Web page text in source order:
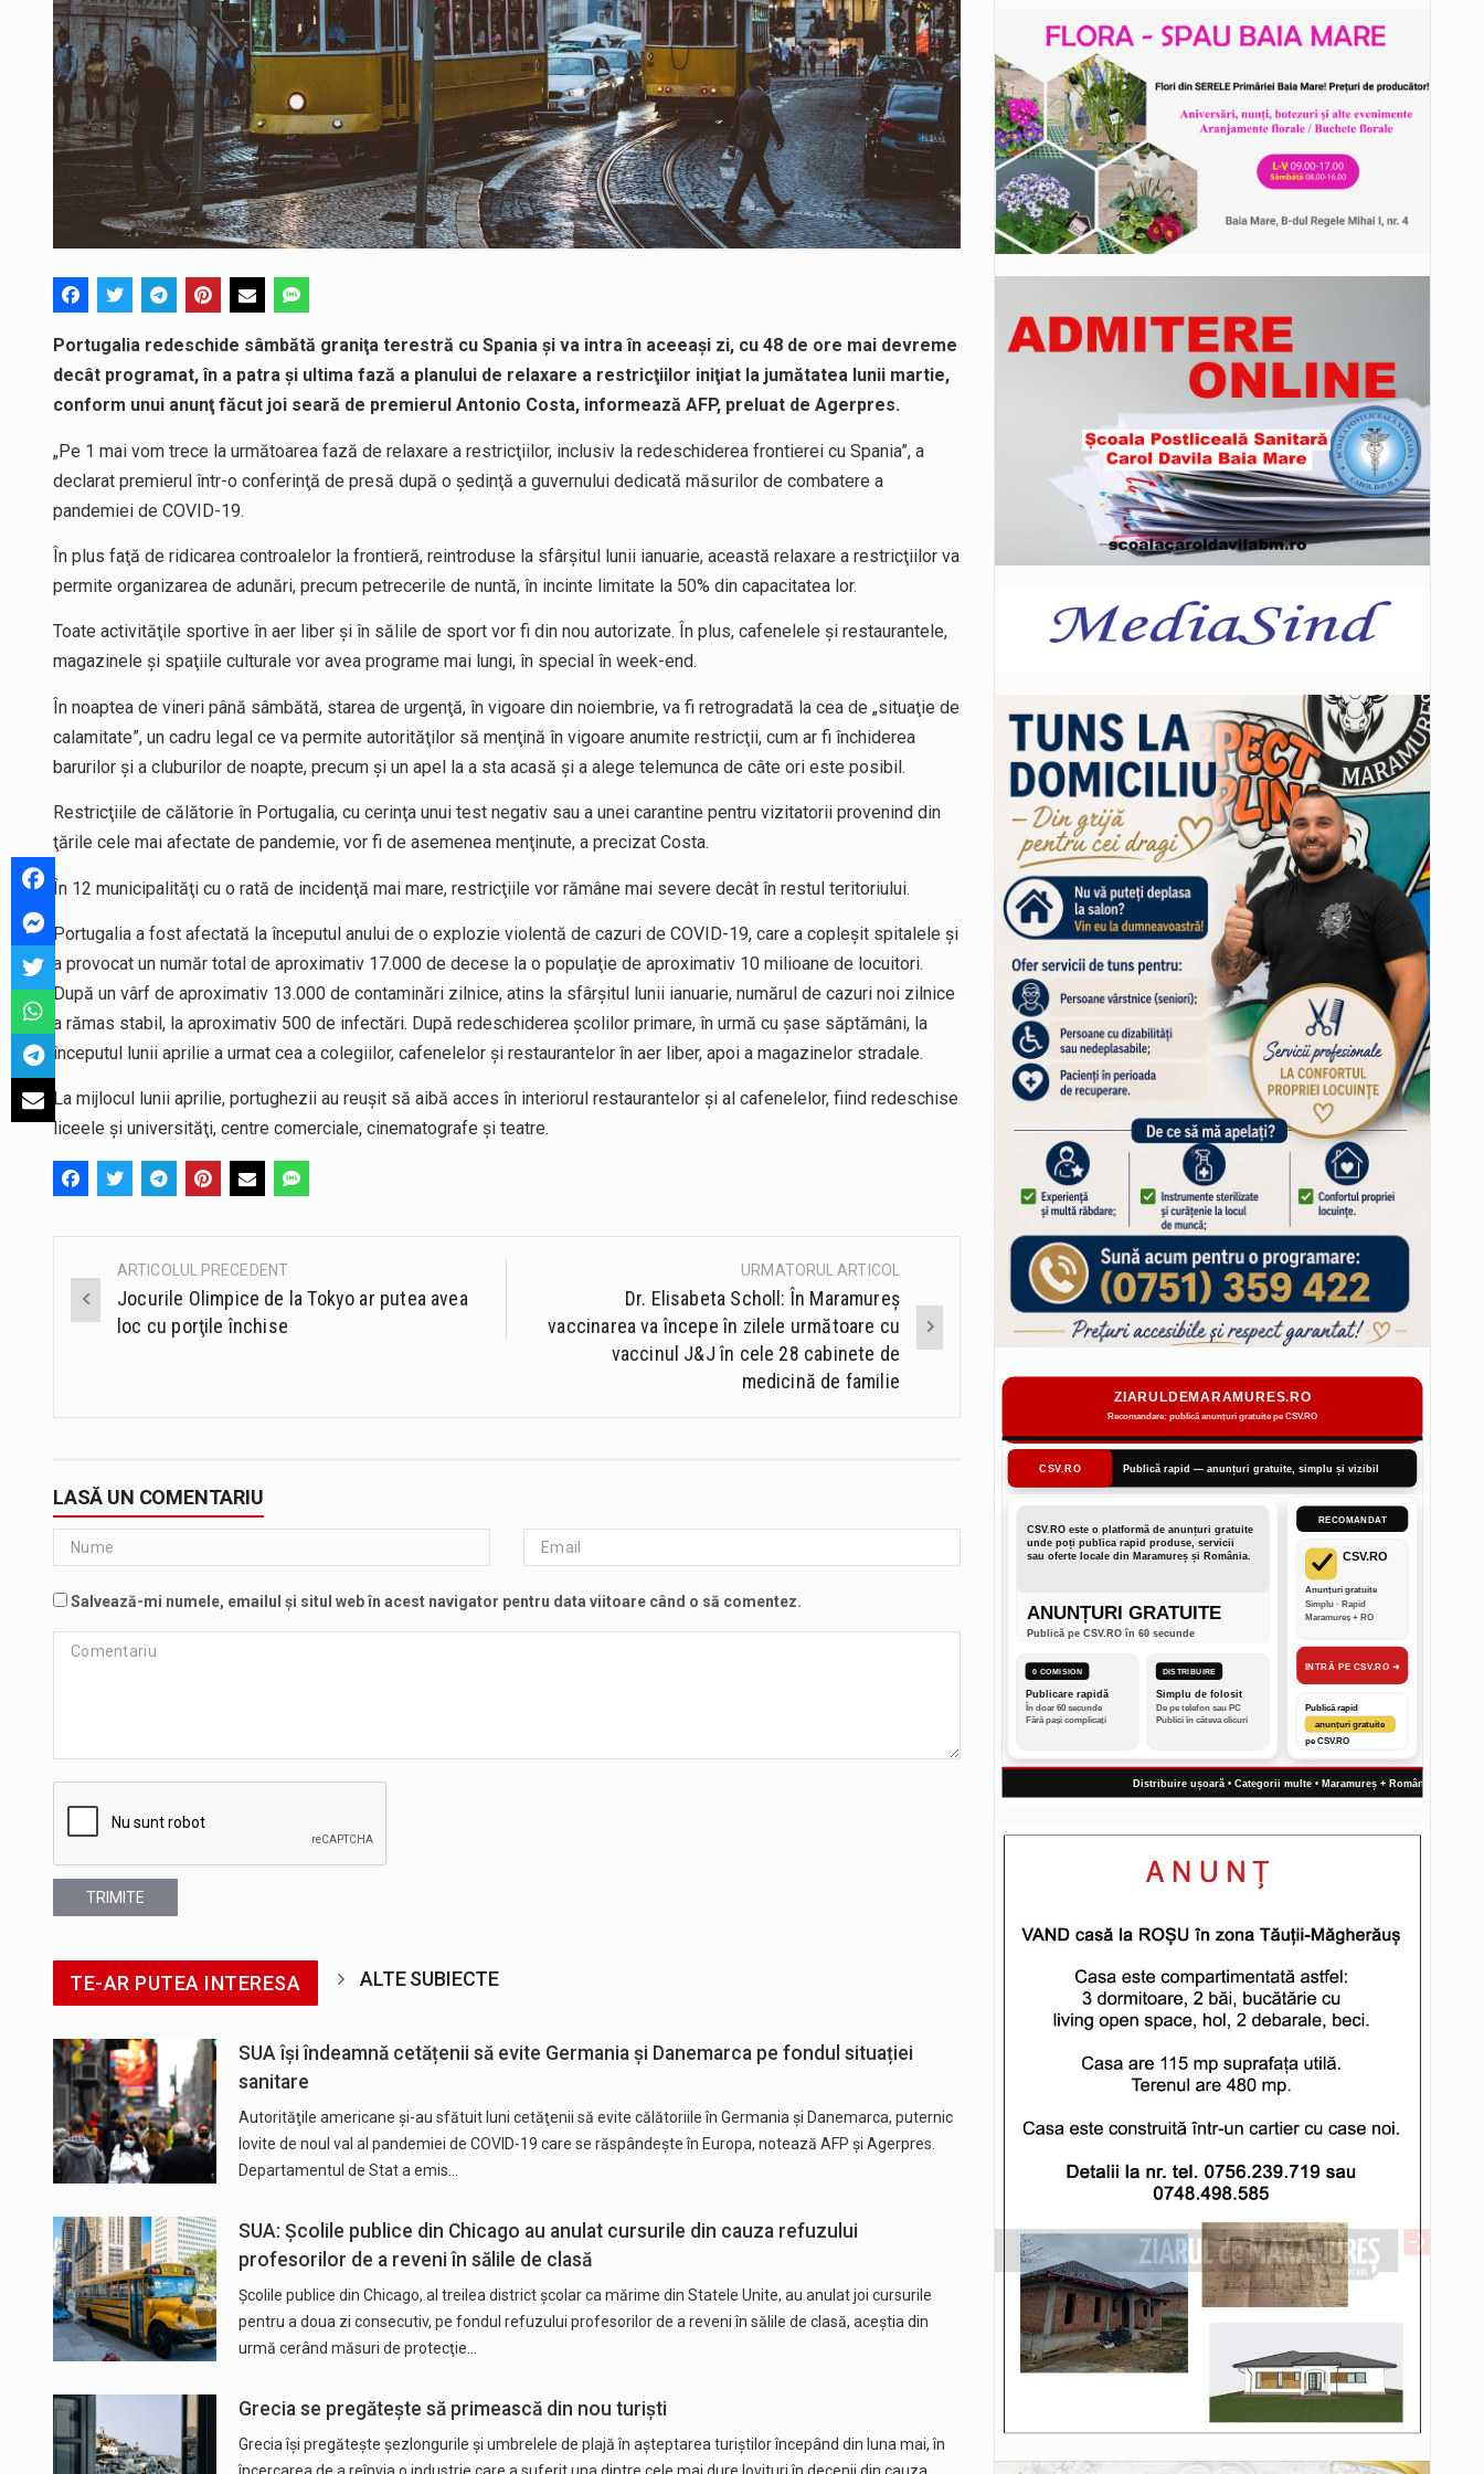
Portugalia redeschide sâmbătă graniţa terestră cu Spania şi va intra în aceeaşi zi, cu 48 de ore mai devreme
decât programat, în a patra şi ultima fază a planului de relaxare a restricţiilor iniţiat la jumătatea lunii martie,
conform unui anunţ făcut joi seară de premierul Antonio Costa, informează AFP, preluat de Agerpres.
„Pe 1 mai vom trece la următoarea fază de relaxare a restricţiilor, inclusiv la redeschiderea frontierei cu Spania”, a
declarat premierul într-o conferinţă de presă după o şedinţă a guvernului dedicată măsurilor de combatere a
pandemiei de COVID-19.
În plus faţă de ridicarea controalelor la frontieră, reintroduse la sfârşitul lunii ianuarie, această relaxare a restricţiilor va
permite organizarea de adunări, precum petrecerile de nuntă, în incinte limitate la 50% din capacitatea lor.
Toate activităţile sportive în aer liber şi în sălile de sport vor fi din nou autorizate. În plus, cafenelele şi restaurantele,
magazinele şi spaţiile culturale vor avea programe mai lungi, în special în week-end.
În noaptea de vineri până sâmbătă, starea de urgenţă, în vigoare din noiembrie, va fi retrogradată la cea de „situaţie de
calamitate”, un cadru legal ce va permite autorităţilor să menţină în vigoare anumite restricţii, cum ar fi închiderea
barurilor şi a cluburilor de noapte, precum şi un apel la a sta acasă şi a alege telemunca de câte ori este posibil.
Restricţiile de călătorie în Portugalia, cu cerinţa unui test negativ sau a unei carantine pentru vizitatorii provenind din
ţările cele mai afectate de pandemie, vor fi de asemenea menţinute, a precizat Costa.
În 12 municipalităţi cu o rată de incidenţă mai mare, restricţiile vor rămâne mai severe decât în restul teritoriului.
Portugalia a fost afectată la începutul anului de o explozie violentă de cazuri de COVID-19, care a copleşit spitalele şi
a provocat un număr total de aproximativ 17.000 de decese la o populaţie de aproximativ 10 milioane de locuitori.
După un vârf de aproximativ 13.000 de contaminări zilnice, atins la sfârşitul lunii ianuarie, numărul de cazuri noi zilnice
a rămas stabil, la aproximativ 500 de infectări. După redeschiderea şcolilor primare, în urmă cu şase săptămâni, la
începutul lunii aprilie a urmat cea a colegiilor, cafenelelor şi restaurantelor în aer liber, apoi a magazinelor stradale.
La mijlocul lunii aprilie, portughezii au reuşit să aibă acces în interiorul restaurantelor şi al cafenelelor, fiind redeschise
liceele şi universităţi, centre comerciale, cinematografe şi teatre.
Post
navigation
ARTICOLUL PRECEDENT
Jocurile Olimpice de la Tokyo ar putea avea
loc cu porţile închise
URMATORUL ARTICOL
Dr. Elisabeta Scholl: În Maramureș
vaccinarea va începe în zilele următoare cu
vaccinul J&J în cele 28 cabinete de
medicină de familie
LASĂ UN COMENTARIU
Salvează-mi numele, emailul și situl web în acest navigator pentru data viitoare când o să comentez.
TRIMITE
TE-AR PUTEA INTERESA ALTE SUBIECTE
SUA își îndeamnă cetățenii să evite Germania și Danemarca pe fondul situației
sanitare
Autorităţile americane şi-au sfătuit luni cetăţenii să evite călătoriile în Germania şi Danemarca, puternic
lovite de noul val al pandemiei de COVID-19 care se răspândeşte în Europa, notează AFP și Agerpres.
Departamentul de Stat a emis…
SUA: Şcolile publice din Chicago au anulat cursurile din cauza refuzului
profesorilor de a reveni în sălile de clasă
Şcolile publice din Chicago, al treilea district şcolar ca mărime din Statele Unite, au anulat joi cursurile
pentru a doua zi consecutiv, pe fondul refuzului profesorilor de a reveni în sălile de clasă, aceştia din
urmă cerând măsuri de protecţie…
Grecia se pregătește să primească din nou turiști
Grecia îşi pregăteşte şezlongurile şi umbrelele de plajă în aşteptarea turiştilor începând din luna mai, în